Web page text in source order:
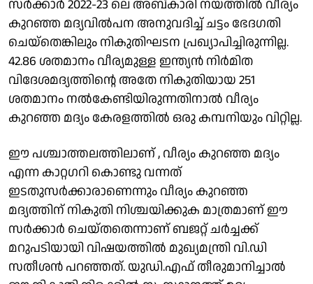
സര്‍ക്കാര്‍ 2022-23 ലെ അബ്കാരി നയത്തില്‍ വീര്യം
കുറഞ്ഞ മദ്യവില്‍പന അനുവദിച്ച് ചട്ടം ഭേദഗതി
ചെയ്‌തെങ്കിലും നികുതിഘടന പ്രഖ്യാപിച്ചിരുന്നില്ല.
42.86 ശതമാനം വീര്യമുള്ള ഇന്ത്യന്‍ നിര്‍മിത
വിദേശമദ്യത്തിന്റെ അതേ നികുതിയായ 251
ശതമാനം നല്‍കേണ്ടിയിരുന്നതിനാല്‍ വീര്യം
കുറഞ്ഞ മദ്യം കേരളത്തില്‍ ഒരു കമ്പനിയും വിറ്റില്ല.
ഈ പശ്ചാത്തലത്തിലാണ് , വീര്യം കുറഞ്ഞ മദ്യം
എന്ന കാറ്റഗറി കൊണ്ടു വന്നത്
ഇടതുസര്‍ക്കാരാണെന്നും വീര്യം കുറഞ്ഞ
മദ്യത്തിന് നികുതി നിശ്ചയിക്കുക മാത്രമാണ് ഈ
സര്‍ക്കാര്‍ ചെയ്തതെന്നാണ് ബജറ്റ് ചര്‍ച്ചക്ക്
മറുപടിയായി വിഷയത്തില്‍ മുഖ്യമന്ത്രി വി.ഡി
സതീശന്‍ പറഞ്ഞത്. യുഡി.എഫ് തീരുമാനിച്ചാല്‍